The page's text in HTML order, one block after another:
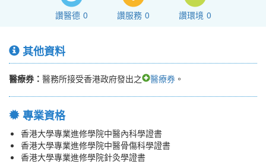
讚醫德 0 讚服務 0 讚環境 0
其他資料
醫療券： 醫務所接受香港政府發出之 醫療券 。
專業資格
香港大學專業進修學院中醫內科學證書
香港大學專業進修學院中醫骨傷科學證書
香港大學專業進修學院針灸學證書